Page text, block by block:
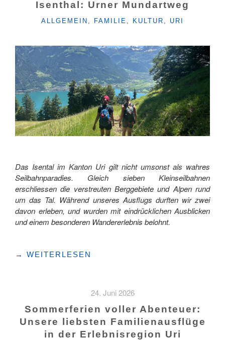
Isenthal: Urner Mundartweg
KATEGORIEN
ALLGEMEIN FAMILIE KULTUR URI
Das Isental im Kanton Uri gilt nicht umsonst als wahres
Seilbahnparadies. Gleich sieben Kleinseilbahnen
erschliessen die verstreuten Berggebiete und Alpen rund
um das Tal. Während unseres Ausflugs durften wir zwei
davon erleben, und wurden mit eindrücklichen Ausblicken
und einem besonderen Wandererlebnis belohnt.
"UNTERWEGS
MUNDARTWEG"
→ WEITERLESEN
24. Juni 2026
Sommerferien voller Abenteuer:
Unsere liebsten Familienausflüge
in der Erlebnisregion Uri